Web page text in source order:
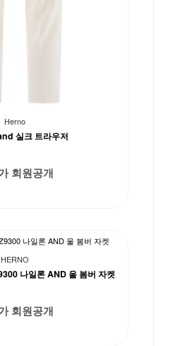
Herno
실크 트라우저
회원공개
HERNO
나일론 AND 울 봄버 자켓
회원공개